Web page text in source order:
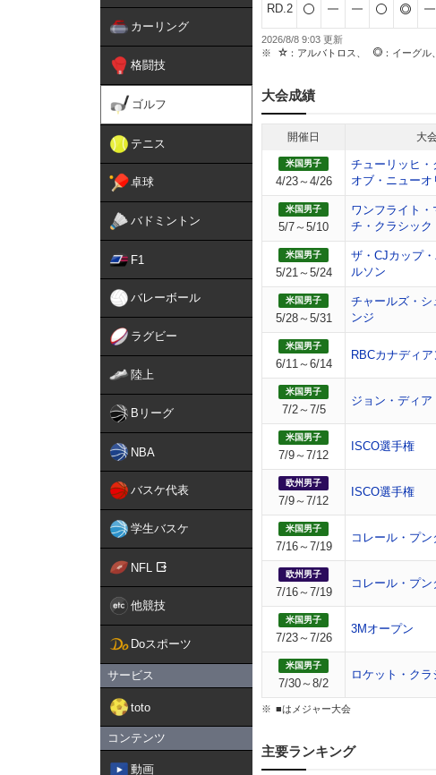
カーリング
格闘技
ゴルフ
テニス
卓球
バドミントン
F1
バレーボール
ラグビー
陸上
Bリーグ
NBA
バスケ代表
学生バスケ
NFL
他競技
Doスポーツ
サービス
toto
コンテンツ
動画
RD.2
2026/8/8 9:03
：アルバトロス、
：イーグル、
大会成績
開催日 大
米国男子
4/23～4/26
チューリッヒ・
オブ・ニューオ
米国男子
5/7～5/10
ワンフライト・
チ・クラシック
米国男子
5/21～5/24
ザ・CJカップ
ルソン
米国男子
5/28～5/31
チャールズ・シ
ンジ
米国男子
6/11～6/14
RBCカナディ
米国男子
7/2～7/5
ジョン・ディア
米国男子
7/9～7/12
ISCO選手権
欧州男子
7/9～7/12
ISCO選手権
米国男子
7/16～7/19
コレール・プ
欧州男子
7/16～7/19
コレール・プ
米国男子
7/23～7/26
3Mオープン
米国男子
7/30～8/2
ロケット・クラ
■はメジャー大会
主要ランキング